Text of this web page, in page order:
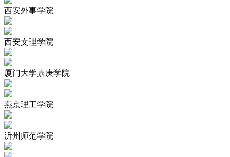
西安外事学院
西安文理学院
厦门大学嘉庚学院
燕京理工学院
沂州师范学院